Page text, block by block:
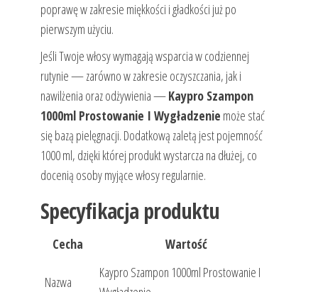
poprawę w zakresie miękkości i gładkości już po
pierwszym użyciu.
Jeśli Twoje włosy wymagają wsparcia w codziennej
rutynie — zarówno w zakresie oczyszczania, jak i
nawilżenia oraz odżywienia —Kaypro Szampon
1000ml Prostowanie I Wygładzenie może stać
się bazą pielęgnacji. Dodatkową zaletą jest pojemność
1000 ml, dzięki której produkt wystarcza na dłużej, co
docenią osoby myjące włosy regularnie.
Specyfikacja produktu
Cecha Wartość
Nazwa
Kaypro Szampon 1000ml Prostowanie I